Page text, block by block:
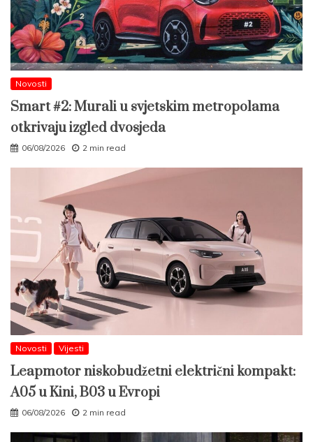
Novosti
Smart #2: Murali u svjetskim metropolama
otkrivaju izgled dvosjeda
06/08/2026 2 min read
Novosti Vijesti
Leapmotor niskobudžetni električni kompakt:
A05 u Kini, B03 u Evropi
06/08/2026 2 min read